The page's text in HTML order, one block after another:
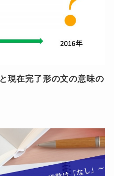
現在完了形の文の意味の